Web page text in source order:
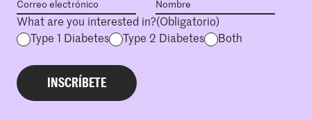
What are you interested in?(Obligatorio)
Type 1 Diabetes
Type 2 Diabetes Both